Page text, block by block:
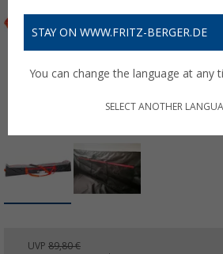
UVP 89,80 €
STAY ON WWW.FRITZ-BERGER.DE
You can change the language at any
SELECT ANOTHER